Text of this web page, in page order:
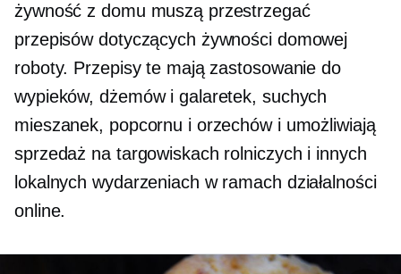
żywność z domu muszą przestrzegać
przepisów dotyczących żywności domowej
roboty. Przepisy te mają zastosowanie do
wypieków, dżemów i galaretek, suchych
mieszanek, popcornu i orzechów i umożliwiają
sprzedaż na targowiskach rolniczych i innych
lokalnych wydarzeniach w ramach działalności
online.